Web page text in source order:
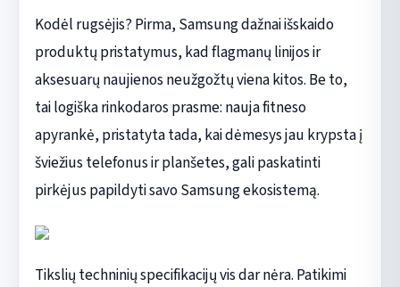
Kodėl rugsėjis? Pirma, Samsung dažnai išskaido
produktų pristatymus, kad flagmanų linijos ir
aksesuarų naujienos neužgožtų viena kitos. Be to,
tai logiška rinkodaros prasme: nauja fitneso
apyrankė, pristatyta tada, kai dėmesys jau krypsta į
šviežius telefonus ir planšetes, gali paskatinti
pirkėjus papildyti savo Samsung ekosistemą.
Tikslių techninių specifikacijų vis dar nėra. Patikimi